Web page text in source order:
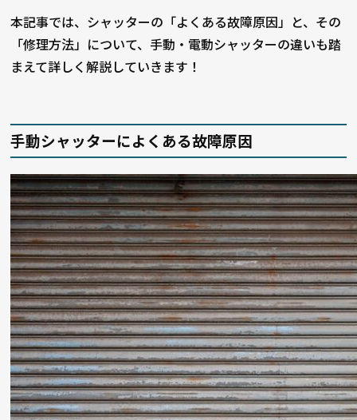
本記事では、シャッターの「よくある故障原因」と、その
「修理方法」について、手動・電動シャッターの違いも踏
まえて詳しく解説していきます！
手動シャッターによくある故障原因